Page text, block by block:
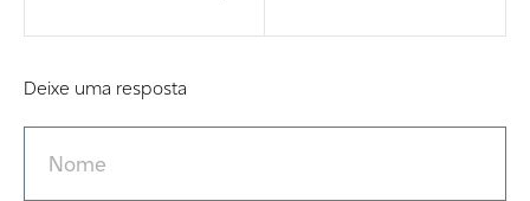
Deixe uma resposta